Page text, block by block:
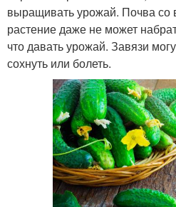
выращивать урожай. Почва со
растение даже не может
что давать урожай. Завязи
сохнуть или болеть.